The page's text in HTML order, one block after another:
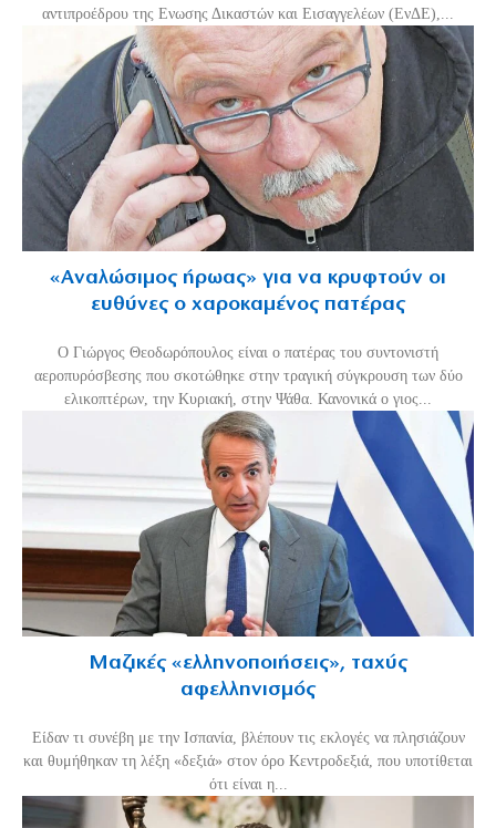
αντιπροέδρου της Ενωσης Δικαστών και Εισαγγελέων (ΕνΔΕ),...
«Aναλώσιμος ήρωας» για να κρυφτούν οι
ευθύνες ο χαροκαμένος πατέρας
Ο Γιώργος Θεοδωρόπουλος είναι ο πατέρας του συντονιστή
αεροπυρόσβεσης που σκοτώθηκε στην τραγική σύγκρουση των δύο
ελικοπτέρων, την Κυριακή, στην Ψάθα. Κανονικά ο γιος...
Μαζικές «ελληνοποιήσεις», ταχύς
αφελληνισμός
Είδαν τι συνέβη με την Ισπανία, βλέπουν τις εκλογές να πλησιάζουν
και θυμήθηκαν τη λέξη «δεξιά» στον όρο Κεντροδεξιά, που υποτίθεται
ότι είναι η...